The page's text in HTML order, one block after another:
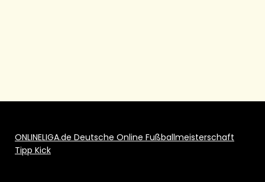
ONLINELIGA.de Deutsche Online Fußballmeisterschaft
Tipp Kick